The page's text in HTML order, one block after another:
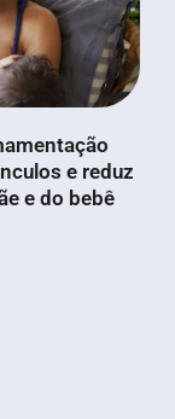
e reduz
e do bebê